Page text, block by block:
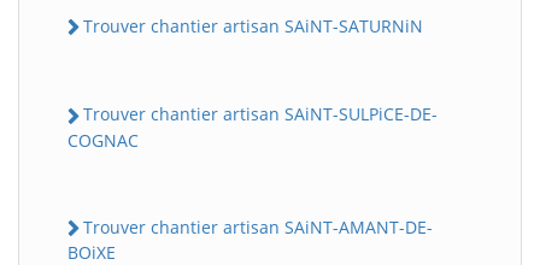
Trouver chantier artisan SAiNT-SATURNiN
Trouver chantier artisan SAiNT-SULPiCE-DE-
COGNAC
Trouver chantier artisan SAiNT-AMANT-DE-
BOiXE